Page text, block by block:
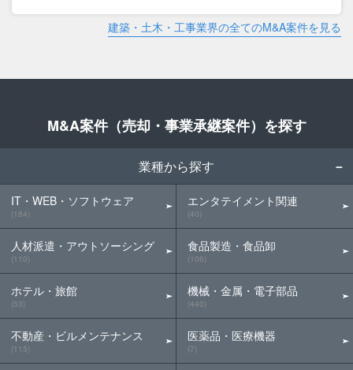
建築・土木・工事業界の全てのM&A案件を見る
M&A案件（売却・事業承継案件）を探す
業種から探す
IT・WEB・ソフトウェア
(184)
人材派遣・アウトソーシング
(110)
ホテル・旅館
(53)
不動産・ビルメンテナンス
(115)
エンタテイメント関連
(40)
食品製造・食品卸
(106)
機械・金属・電子部品
(440)
医薬品・医療機器
(7)